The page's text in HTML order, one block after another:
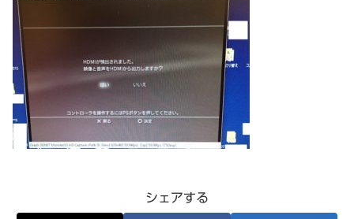
シェアする